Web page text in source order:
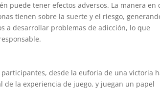
puede tener efectos adversos. La manera en
tienen sobre la suerte y el riesgo,
a desarrollar problemas de adicción, lo que
desde la euforia de una victoria
la experiencia de juego, y juegan un papel